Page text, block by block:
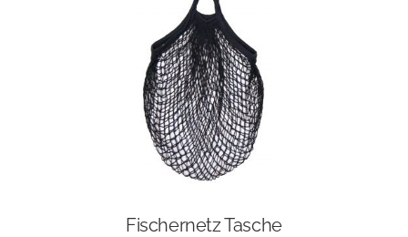
Fischernetz Tasche